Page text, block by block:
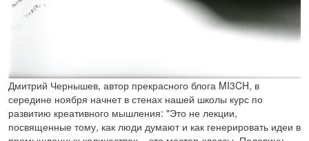
Дмитрий Чернышев, автор прекрасного блога MI3CH, в
середине ноября начнет в стенах нашей школы курс по
развитию креативного мышления: "Это не лекции,
посвященные тому, как люди думают и как генерировать идеи в